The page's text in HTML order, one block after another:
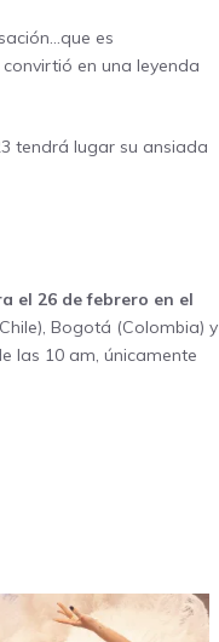
es
en una leyenda
tendrá lugar su ansiada
el 26 de febrero en el
Bogotá (Colombia) y
las 10 am, únicamente